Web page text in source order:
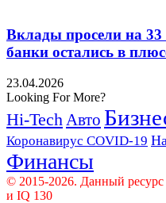
Вклады просели на
банки остались в
23.04.2026
Looking For More?
Hi-Tech Авто
Коронавирус COVID-19
Финансы
© 2015-2026. Данный
и IQ 130